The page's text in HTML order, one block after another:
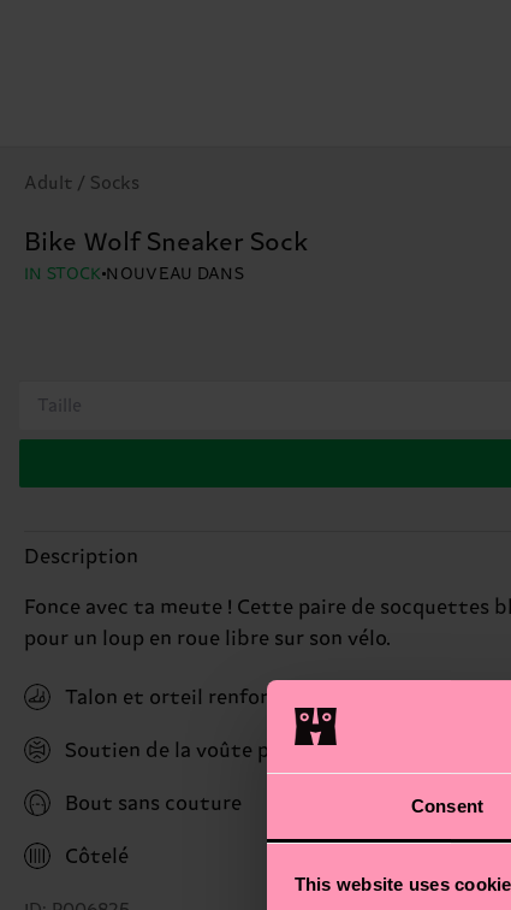
Consent
This website uses
Adult / Socks
Bike Wolf Sneaker Sock
IN STOCK NOUVEAU DANS
Taille
Description
Fonce avec ta meute ! Cette paire de socquettes
pour un loup en roue libre sur son vélo.
Talon et orteil renforcés
Soutien de la voûte plantaire
Bout sans couture
Côtelé